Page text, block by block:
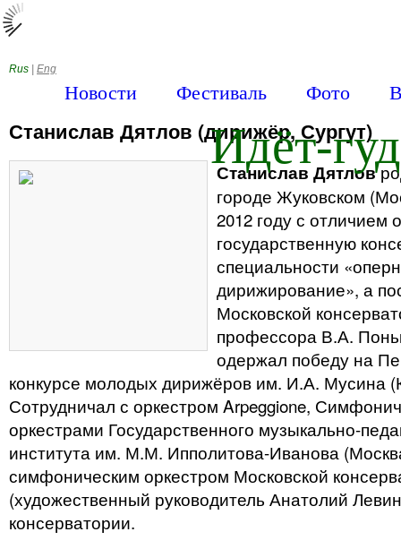
Идёт-
Rus Eng
Новости Фестиваль Фото
Станислав Дятлов (дирижёр, Сургут)
Станислав Дятлов
городе Жуковском
2012 году с отличием
государственную
специальности
дирижирование», а
Московской
профессора В.А.
одержал победу на
конкурсе молодых дирижёров им. И.А. Мусина
Сотрудничал с оркестром Arpeggione,
оркестрами Государственного музыкально-
института им. М.М. Ипполитова-Иванова
симфоническим оркестром Московской
(художественный руководитель Анатолий
консерватории.